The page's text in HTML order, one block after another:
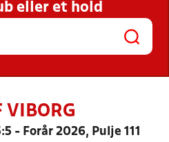
KLUBBER OG
eller et hold
VIBORG
- Forår 2026, Pulje 111